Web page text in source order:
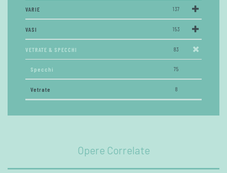
VARIE 137
VASI 153
VETRATE & SPECCHI 83
Specchi 75
Vetrate 8
Opere Correlate